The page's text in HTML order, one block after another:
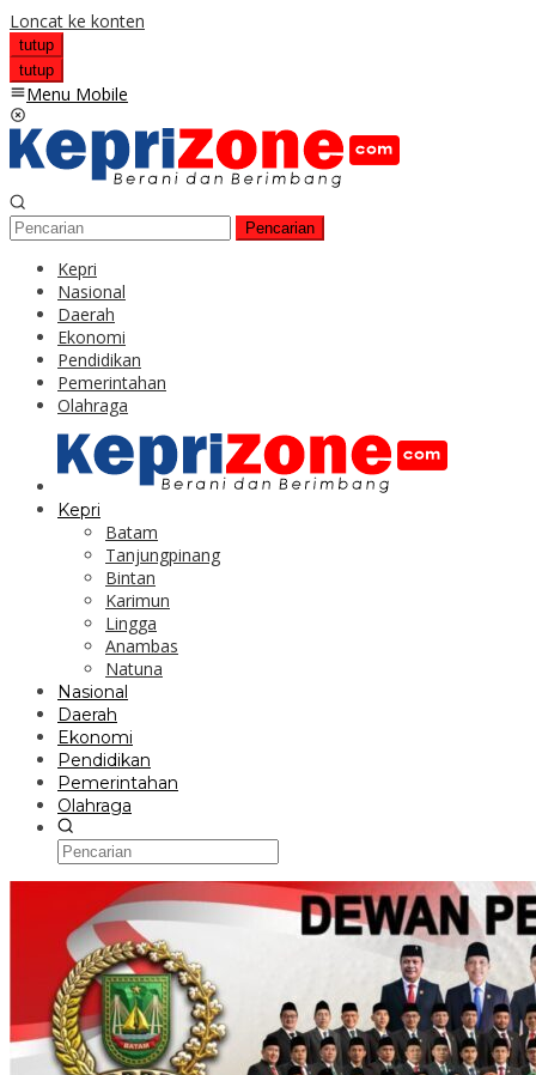
Loncat ke konten
tutup
tutup
Menu Mobile
Pencarian
Kepri
Nasional
Daerah
Ekonomi
Pendidikan
Pemerintahan
Olahraga
Kepri
Batam
Tanjungpinang
Bintan
Karimun
Lingga
Anambas
Natuna
Nasional
Daerah
Ekonomi
Pendidikan
Pemerintahan
Olahraga